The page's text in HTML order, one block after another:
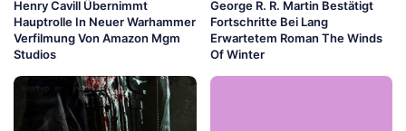
Henry Cavill Übernimmt
Hauptrolle In Neuer Warhammer
Verfilmung Von Amazon Mgm
Studios
George R. R. Martin Bestätigt
Fortschritte Bei Lang
Erwartetem Roman The Winds
Of Winter